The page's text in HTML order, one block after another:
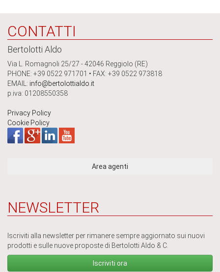
CONTATTI
Bertolotti Aldo
Via L. Romagnoli 25/27 - 42046 Reggiolo (RE)
PHONE: +39 0522 971701 • FAX: +39 0522 973818
EMAIL: info@bertolottialdo.it
p.iva: 01208550358
Privacy Policy
Cookie Policy
NEWSLETTER
Iscriviti alla newsletter per rimanere sempre aggiornato sui nuovi
prodotti e sulle nuove proposte di Bertolotti Aldo & C.
Iscriviti ora